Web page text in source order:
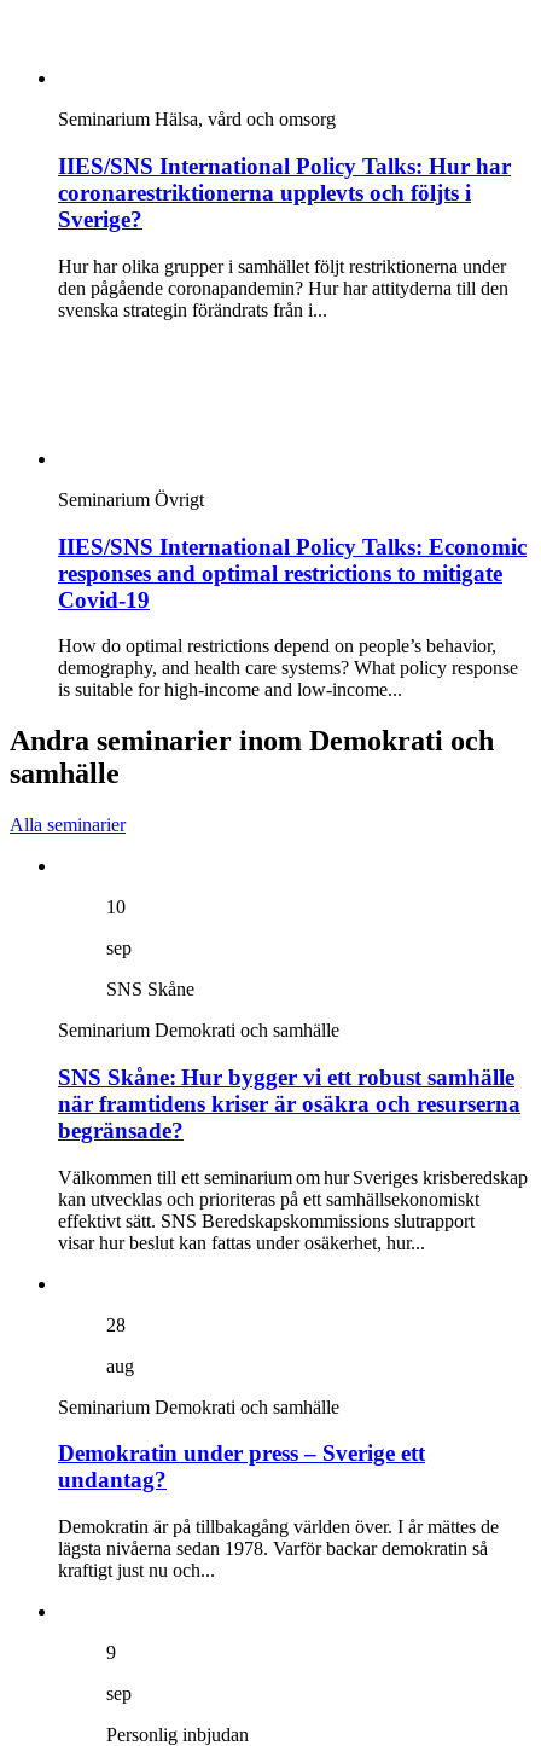
Seminarium Hälsa, vård och omsorg
IIES/SNS International Policy Talks: Hur har
coronarestriktionerna upplevts och följts i
Sverige?
Hur har olika grupper i samhället följt restriktionerna under
den pågående coronapandemin? Hur har attityderna till den
svenska strategin förändrats från i...
Seminarium Övrigt
IIES/SNS International Policy Talks: Economic
responses and optimal restrictions to mitigate
Covid-19
How do optimal restrictions depend on people’s behavior,
demography, and health care systems? What policy response
is suitable for high-income and low-income...
Andra seminarier inom Demokrati och
samhälle
Alla seminarier
10
sep
SNS Skåne
Seminarium Demokrati och samhälle
SNS Skåne: Hur bygger vi ett robust samhälle
när framtidens kriser är osäkra och resurserna
begränsade?
Välkommen till ett seminarium om hur Sveriges krisberedskap
kan utvecklas och prioriteras på ett samhällsekonomiskt
effektivt sätt. SNS Beredskapskommissions slutrapport
visar hur beslut kan fattas under osäkerhet, hur...
28
aug
Seminarium Demokrati och samhälle
Demokratin under press – Sverige ett
undantag?
Demokratin är på tillbakagång världen över. I år mättes de
lägsta nivåerna sedan 1978. Varför backar demokratin så
kraftigt just nu och...
9
sep
Personlig inbjudan